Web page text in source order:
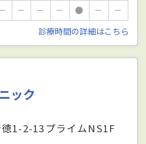
－ － － － ● －
－
診療時間の詳細はこちら
ック
1-2-13プライムNS1F